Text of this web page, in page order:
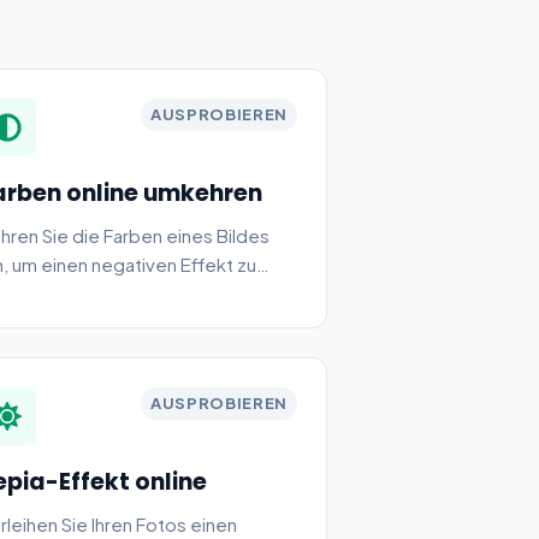
AUSPROBIEREN
online umkehren
Sie die Farben eines Bildes
um einen negativen Effekt zu
AUSPROBIEREN
Effekt online
Sie Ihren Fotos einen